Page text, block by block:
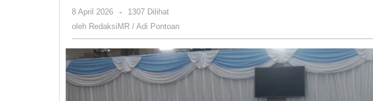
8 April 2026
oleh
RedaksiMR
Pontoan
-
1307 Dilihat
oleh RedaksiMR / Adi Pontoan